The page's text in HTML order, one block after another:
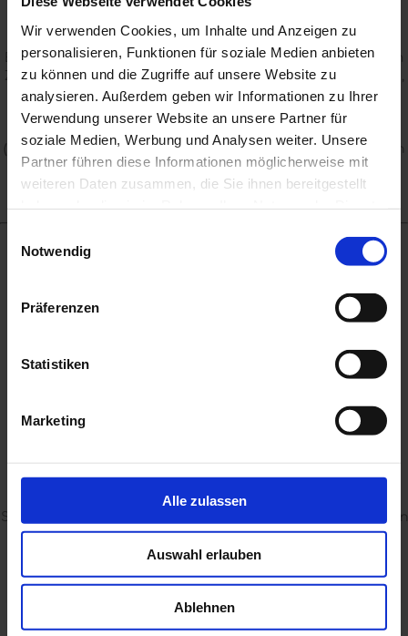
Wir verwenden Cookies, um Inhalte und Anzeigen zu
personalisieren, Funktionen für soziale Medien anbieten
zu können und die Zugriffe auf unsere Website zu
analysieren. Außerdem geben wir Informationen zu Ihrer
Verwendung unserer Website an unsere Partner für
soziale Medien, Werbung und Analysen weiter. Unsere
Partner führen diese Informationen möglicherweise mit
weiteren Daten zusammen, die Sie ihnen bereitgestellt
Notwendig
Präferenzen
Statistiken
Marketing
Alle zulassen
Auswahl erlauben
Ablehnen
juristische Person des öffentlichen Rechts oder öffentlich-
keinen allgemeinen Gerichtsstand in Deutschland oder der
EU haben oder der Wohnsitz oder gewöhnliche Aufenthalt im
Zeitpunkt der Klageerhebung nicht bekannt ist. Die Befugnis,
auch das Gericht an einem anderen gesetzlichen
Gerichtsstand anzurufen, bleibt hiervon unberührt.
(3)
Die Bestimmungen des UN-Kaufrechts finden ausdrücklich
keine Anwendung.
Wir sind nicht bereit und nicht verpflichtet, an
Streitbeilegungsverfahren vor Verbraucherschlichtungsstellen
teilzunehmen.
2. Informationen zum Zustandekommen des
Vertrages
Die technischen Schritte zum Vertragsschluss, der